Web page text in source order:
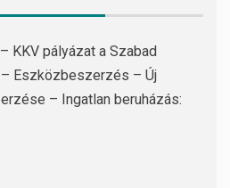
KKV pályázat a Szabad
Eszközbeszerzés – Új
– Ingatlan beruházás: